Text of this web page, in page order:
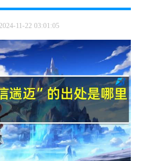
2024-11-22 03:01:05